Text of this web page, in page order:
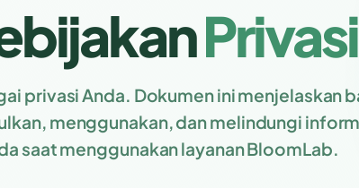
Privasi
privasi Anda. Dokumen ini menjelaskan
menggunakan, dan melindungi
saat menggunakan layanan BloomLab.